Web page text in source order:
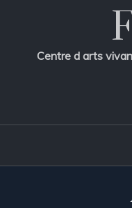
Centre d arts